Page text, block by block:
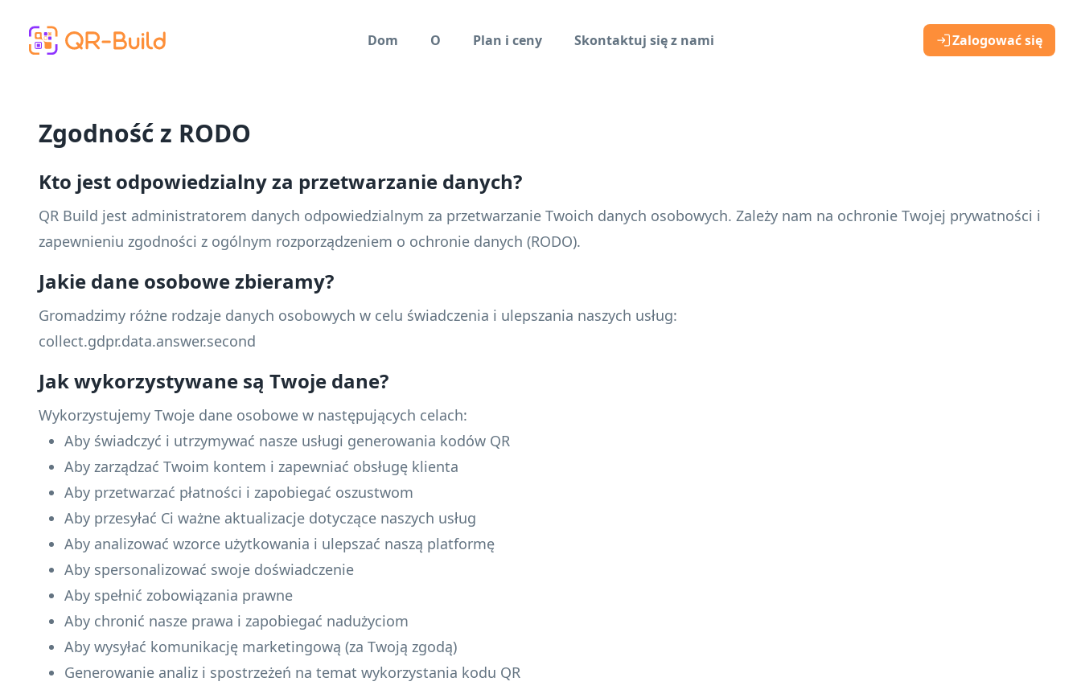
Dom
O Plan i ceny Skontaktuj się z nami Zalogować się
Zgodność z RODO
Kto jest odpowiedzialny za przetwarzanie danych?
QR Build jest administratorem danych odpowiedzialnym za przetwarzanie Twoich danych osobowych. Zależy nam na ochronie Twojej prywatności i
zapewnieniu zgodności z ogólnym rozporządzeniem o ochronie danych (RODO).
Jakie dane osobowe zbieramy?
Gromadzimy różne rodzaje danych osobowych w celu świadczenia i ulepszania naszych usług:
collect.gdpr.data.answer.second
Jak wykorzystywane są Twoje dane?
Wykorzystujemy Twoje dane osobowe w następujących celach:
Aby świadczyć i utrzymywać nasze usługi generowania kodów QR
Aby zarządzać Twoim kontem i zapewniać obsługę klienta
Aby przetwarzać płatności i zapobiegać oszustwom
Aby przesyłać Ci ważne aktualizacje dotyczące naszych usług
Aby analizować wzorce użytkowania i ulepszać naszą platformę
Aby spersonalizować swoje doświadczenie
Aby spełnić zobowiązania prawne
Aby chronić nasze prawa i zapobiegać nadużyciom
Aby wysyłać komunikację marketingową (za Twoją zgodą)
Generowanie analiz i spostrzeżeń na temat wykorzystania kodu QR